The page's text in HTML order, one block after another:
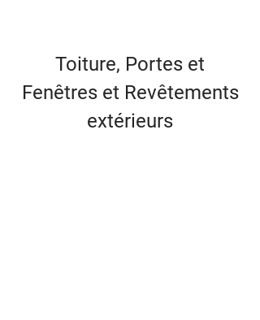
Toiture, Portes et
Fenêtres et Revêtements
extérieurs